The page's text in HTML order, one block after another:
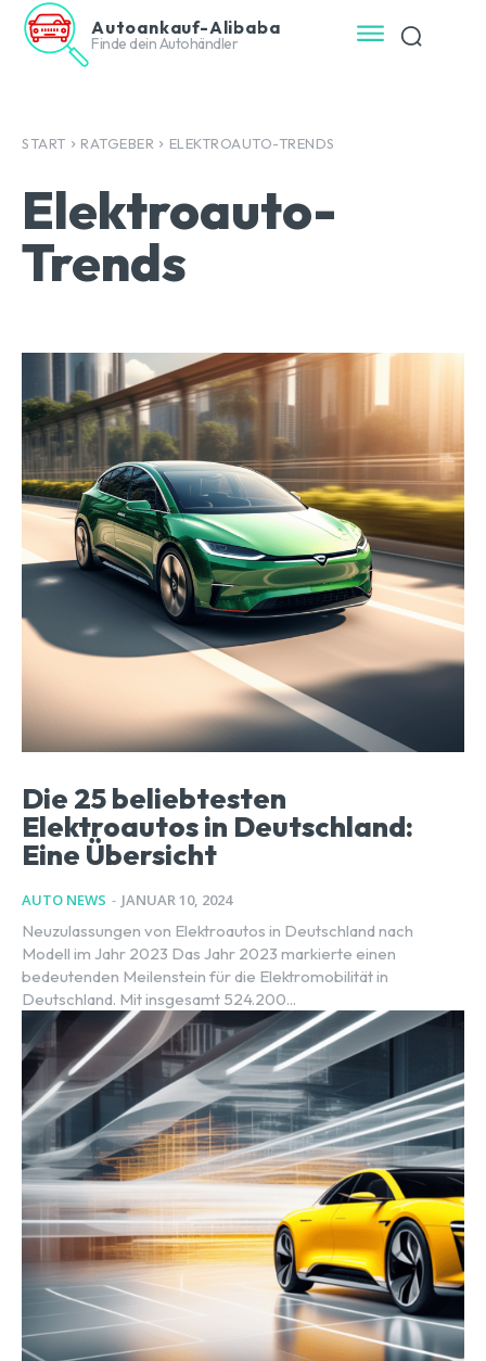
Autoankauf-Alibaba
Finde dein Autohändler
START RATGEBER ELEKTROAUTO-TRENDS
Elektroauto-
Trends
Die 25 beliebtesten
Elektroautos in Deutschland:
Eine Übersicht
AUTO NEWS - JANUAR 10, 2024
Neuzulassungen von Elektroautos in Deutschland nach
Modell im Jahr 2023 Das Jahr 2023 markierte einen
bedeutenden Meilenstein für die Elektromobilität in
Deutschland. Mit insgesamt 524.200...